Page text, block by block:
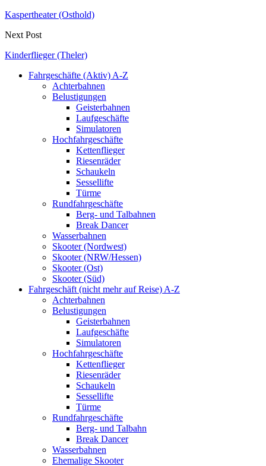
Kaspertheater (Osthold)
Next Post
Kinderflieger (Theler)
Fahrgeschäfte (Aktiv) A-Z
Achterbahnen
Belustigungen
Geisterbahnen
Laufgeschäfte
Simulatoren
Hochfahrgeschäfte
Kettenflieger
Riesenräder
Schaukeln
Sessellifte
Türme
Rundfahrgeschäfte
Berg- und Talbahnen
Break Dancer
Wasserbahnen
Skooter (Nordwest)
Skooter (NRW/Hessen)
Skooter (Ost)
Skooter (Süd)
Fahrgeschäft (nicht mehr auf Reise) A-Z
Achterbahnen
Belustigungen
Geisterbahnen
Laufgeschäfte
Simulatoren
Hochfahrgeschäfte
Kettenflieger
Riesenräder
Schaukeln
Sessellifte
Türme
Rundfahrgeschäfte
Berg- und Talbahn
Break Dancer
Wasserbahnen
Ehemalige Skooter